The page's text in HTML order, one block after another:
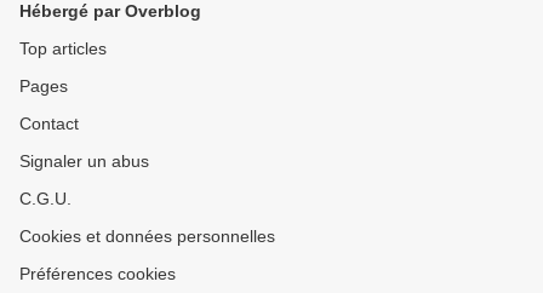
Allumer le feu
Hébergé par Overblog
Top articles
Pages
Contact
Signaler un abus
C.G.U.
Cookies et données personnelles
Préférences cookies